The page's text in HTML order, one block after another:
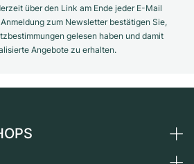
über den Link am Ende jeder E-Mail
zum Newsletter bestätigen Sie,
gelesen haben und damit
Angebote zu erhalten.